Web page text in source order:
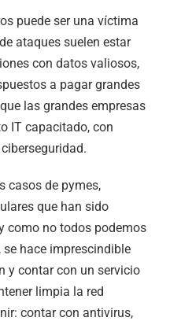
puede ser una víctima
ataques suelen estar
con datos valiosos,
a pagar grandes
las grandes empresas
IT capacitado, con
casos de pymes,
que han sido
como no todos podemos
se hace imprescindible
y contar con un servicio
limpia la red
contar con antivirus,